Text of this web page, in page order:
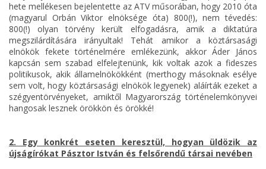
hete mellékesen bejelentette az ATV műsorában, hogy 2010 óta
(magyarul Orbán Viktor elnöksége óta) 800(!), nem tévedés:
800(!) olyan törvény került elfogadásra, amik a diktatúra
megszilárdítására irányultak! Tehát amikor a köztársasági
elnökök fekete történelmére emlékezünk, akkor Áder János
kapcsán sem szabad elfelejtenünk, kik voltak azok a fideszes
politikusok, akik államelnökökként (merthogy másoknak esélye
sem volt, hogy köztársasági elnökök legyenek) aláírták ezeket a
szégyentörvényeket, amiktől Magyarország történelemkönyvei
hangosak lesznek örökkön és örökké!
2. Egy konkrét eseten keresztül, hogyan üldözik az
újságírókat Pásztor István és felsőrendű társai nevében